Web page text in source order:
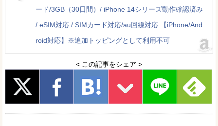
ード/3GB（30日間）/ iPhone 14シリーズ動作確認済み
/ eSIM対応 / SIMカード対応/au回線対応 【iPhone/And
roid対応】※追加トッピングとして利用不可
< この記事をシェア >